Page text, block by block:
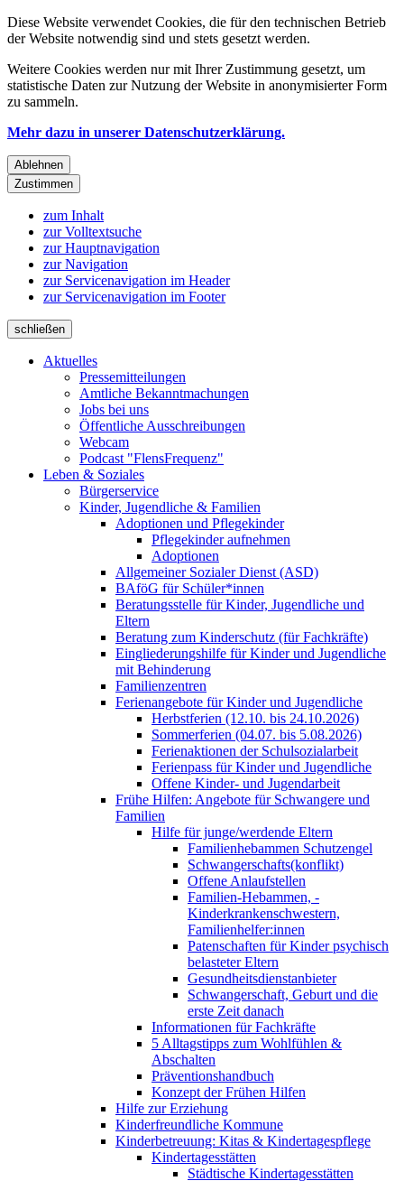
Diese Website verwendet Cookies, die für den technischen Betrieb
der Website notwendig sind und stets gesetzt werden.
Weitere Cookies werden nur mit Ihrer Zustimmung gesetzt, um
statistische Daten zur Nutzung der Website in anonymisierter Form
zu sammeln.
Mehr dazu in unserer Datenschutzerklärung.
Ablehnen
Zustimmen
zum Inhalt
zur Volltextsuche
zur Hauptnavigation
zur Navigation
zur Servicenavigation im Header
zur Servicenavigation im Footer
schließen
Aktuelles
Pressemitteilungen
Amtliche Bekanntmachungen
Jobs bei uns
Öffentliche Ausschreibungen
Webcam
Podcast "FlensFrequenz"
Leben & Soziales
Bürgerservice
Kinder, Jugendliche & Familien
Adoptionen und Pflegekinder
Pflegekinder aufnehmen
Adoptionen
Allgemeiner Sozialer Dienst (ASD)
BAföG für Schüler*innen
Beratungsstelle für Kinder, Jugendliche und
Eltern
Beratung zum Kinderschutz (für Fachkräfte)
Eingliederungshilfe für Kinder und Jugendliche
mit Behinderung
Familienzentren
Ferienangebote für Kinder und Jugendliche
Herbstferien (12.10. bis 24.10.2026)
Sommerferien (04.07. bis 5.08.2026)
Ferienaktionen der Schulsozialarbeit
Ferienpass für Kinder und Jugendliche
Offene Kinder- und Jugendarbeit
Frühe Hilfen: Angebote für Schwangere und
Familien
Hilfe für junge/werdende Eltern
Familienhebammen Schutzengel
Schwangerschafts(konflikt)
Offene Anlaufstellen
Familien-Hebammen, -
Kinderkrankenschwestern,
Familienhelfer:innen
Patenschaften für Kinder psychisch
belasteter Eltern
Gesundheitsdienstanbieter
Schwangerschaft, Geburt und die
erste Zeit danach
Informationen für Fachkräfte
5 Alltagstipps zum Wohlfühlen &
Abschalten
Präventionshandbuch
Konzept der Frühen Hilfen
Hilfe zur Erziehung
Kinderfreundliche Kommune
Kinderbetreuung: Kitas & Kindertagespflege
Kindertagesstätten
Städtische Kindertagesstätten